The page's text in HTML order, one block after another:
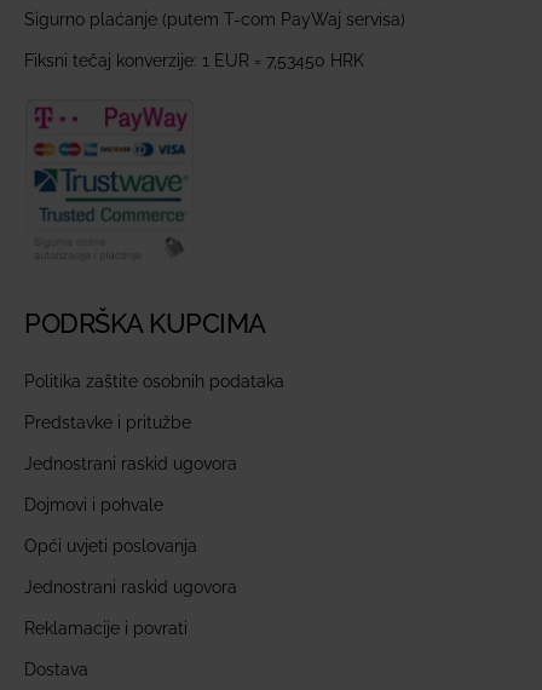
Sigurno plaćanje (putem T-com PayWaj servisa)
Fiksni tečaj konverzije: 1 EUR = 7,53450 HRK
PODRŠKA KUPCIMA
Politika zaštite osobnih podataka
Predstavke i pritužbe
Jednostrani raskid ugovora
Dojmovi i pohvale
Opći uvjeti poslovanja
Jednostrani raskid ugovora
Reklamacije i povrati
Dostava